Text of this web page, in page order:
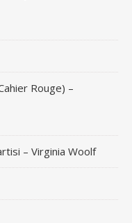
Rouge) –
– Virginia Woolf